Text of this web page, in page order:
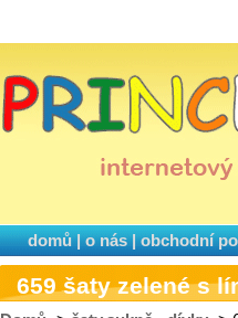
domů|o nás|obchodní
659 šaty zelené s